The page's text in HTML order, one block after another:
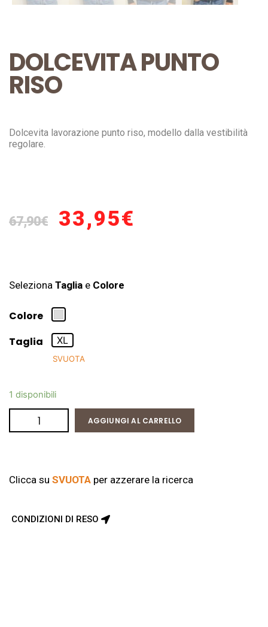
DOLCEVITA PUNTO
RISO
Dolcevita lavorazione punto riso, modello dalla vestibilità
regolare.
67,90€ 33,95€
Seleziona Taglia e Colore
Colore
Taglia
XL
SVUOTA
1 disponibili
AGGIUNGI AL CARRELLO
Clicca su SVUOTA per azzerare la ricerca
CONDIZIONI DI RESO